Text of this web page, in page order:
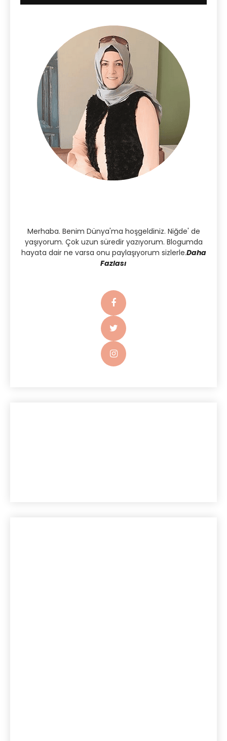
Merhaba. Benim Dünya'ma hoşgeldiniz. Niğde' de
yaşıyorum. Çok uzun süredir yazıyorum. Blogumda
hayata dair ne varsa onu paylaşıyorum sizlerle.Daha
Fazlası